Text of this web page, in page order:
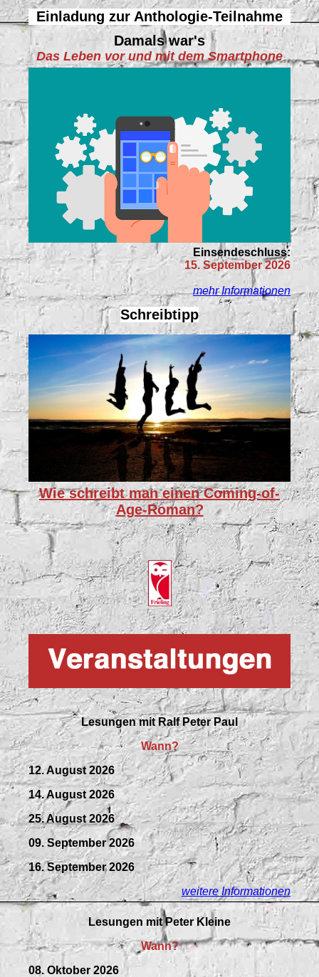
Einladung zur Anthologie-Teilnahme
Damals war's
Das Leben vor und mit dem Smartphone
Einsendeschluss:
15. September 2026
mehr Informationen
Schreibtipp
Wie schreibt man einen Coming-of-
Age-Roman?
Lesungen mit Ralf Peter Paul
Wann?
12. August 2026
14. August 2026
25. August 2026
09.September2026
16. September 2026
weitere Informationen
Lesungen mit Peter Kleine
Wann?
08. Oktober 2026